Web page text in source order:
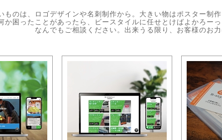
ものは、ロゴデザインや名刺制作から。大きい物はポスター制
何か困ったことがあったら、ビースタイルに任せとけばよかろー
なんでもご相談ください。出来うる限り、お客様のお